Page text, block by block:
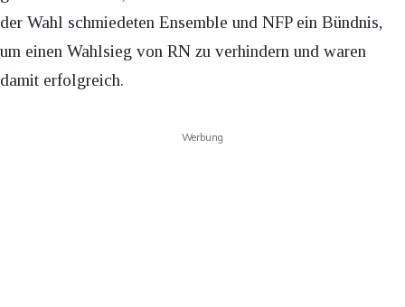
der Wahl schmiedeten Ensemble und NFP ein Bündnis,
um einen Wahlsieg von RN zu verhindern und waren
damit erfolgreich.
Werbung